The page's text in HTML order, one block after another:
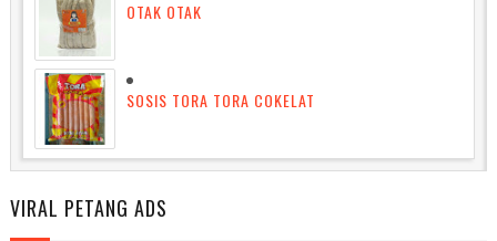
OTAK OTAK
SOSIS TORA TORA COKELAT
VIRAL PETANG ADS